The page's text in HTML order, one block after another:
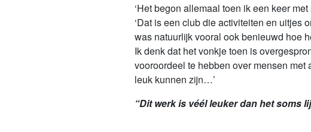
‘Het begon allemaal toen ik een keer
‘Dat is een club die activiteiten en uitjes
was natuurlijk vooral ook benieuwd hoe
Ik denk dat het vonkje toen is
vooroordeel te hebben over mensen
leuk kunnen zijn…’
“Dit werk is véél leuker dan het soms